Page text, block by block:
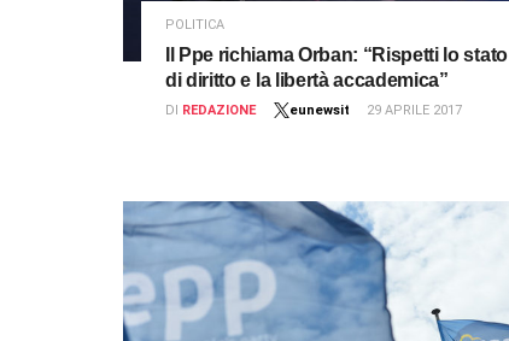
POLITICA
Il Ppe richiama Orban: “Rispetti lo stato
di diritto e la libertà accademica”
DI REDAZIONE eunewsit 29 APRILE 2017